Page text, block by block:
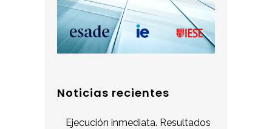
Noticias recientes
Ejecución inmediata. Resultados